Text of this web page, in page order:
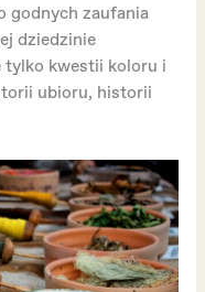
godnych zaufania
dziedzinie
tylko kwestii koloru i
ubioru, historii